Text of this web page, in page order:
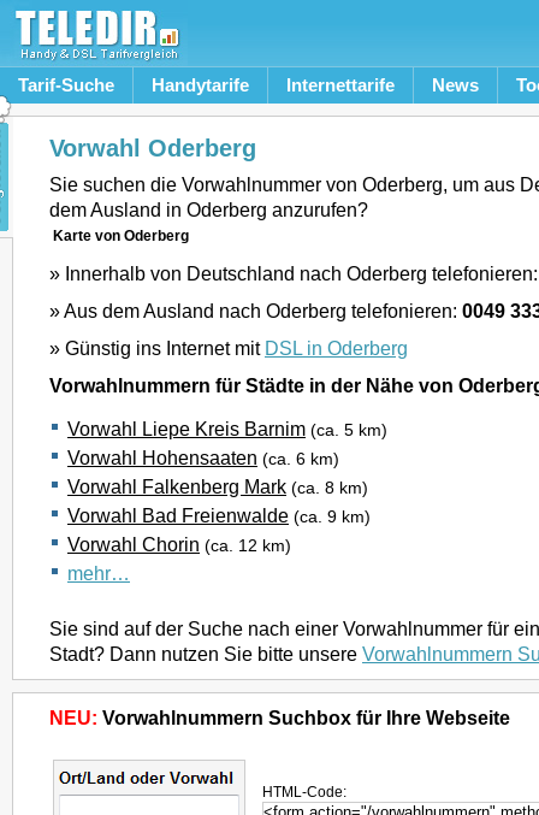
Tarif-Suche Handytarife Internettarife News
Vorwahl Oderberg
Sie suchen die Vorwahlnummer von Oderberg, um aus
dem Ausland in Oderberg anzurufen?
Karte von Oderberg
» Innerhalb von Deutschland nach Oderberg
» Aus dem Ausland nach Oderberg telefonieren: 0049
» Günstig ins Internet mit DSL in Oderberg
Vorwahlnummern für Städte in der Nähe von
Vorwahl Liepe Kreis Barnim (ca. 5 km)
Vorwahl Hohensaaten (ca. 6 km)
Vorwahl Falkenberg Mark (ca. 8 km)
Vorwahl Bad Freienwalde (ca. 9 km)
Vorwahl Chorin (ca. 12 km)
mehr…
Sie sind auf der Suche nach einer Vorwahlnummer für
Stadt? Dann nutzen Sie bitte unsere Vorwahlnummern
NEU: Vorwahlnummern Suchbox für Ihre Webseite
HTML-Code: